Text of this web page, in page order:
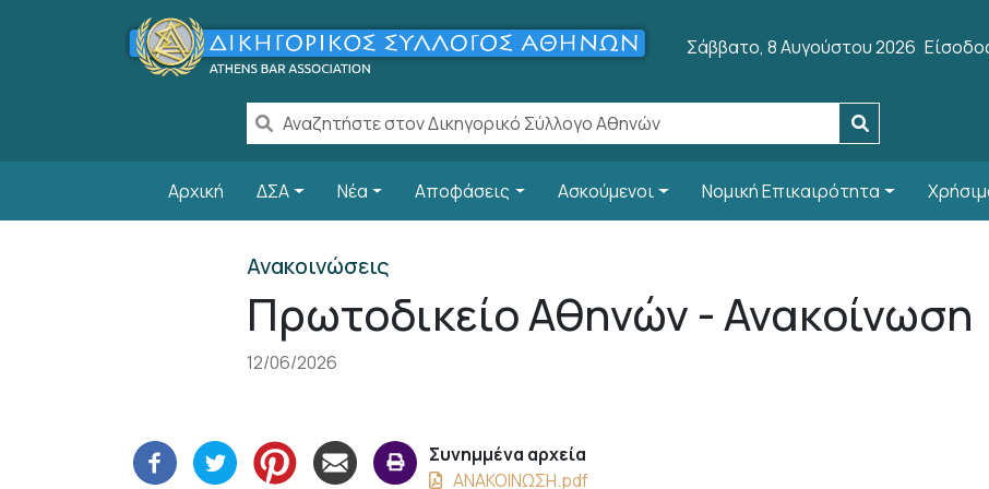
Παράκαμψη προς το κυρίως περιεχόμενο
Σάββατο, 8 Αυγούστου 2026User
Αρχική ΔΣΑ Νέα Αποφάσεις Ασκούμενοι Νομική Επικαιρότητα
Ανακοινώσεις
Πρωτοδικείο Αθηνών - Ανακοίνωση
12/06/2026
Συνημμένα αρχεία
ΑΝΑΚΟΙΝΩΣΗ.pdf